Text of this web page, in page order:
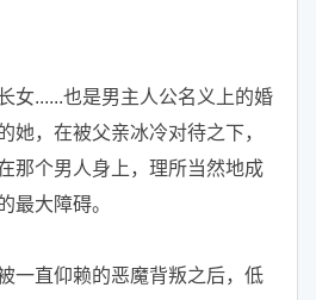
......也是男主人公名义上的婚
她，在被父亲冰冷对待之下，
那个男人身上，理所当然地成
最大障碍。
直仰赖的恶魔背叛之后，低